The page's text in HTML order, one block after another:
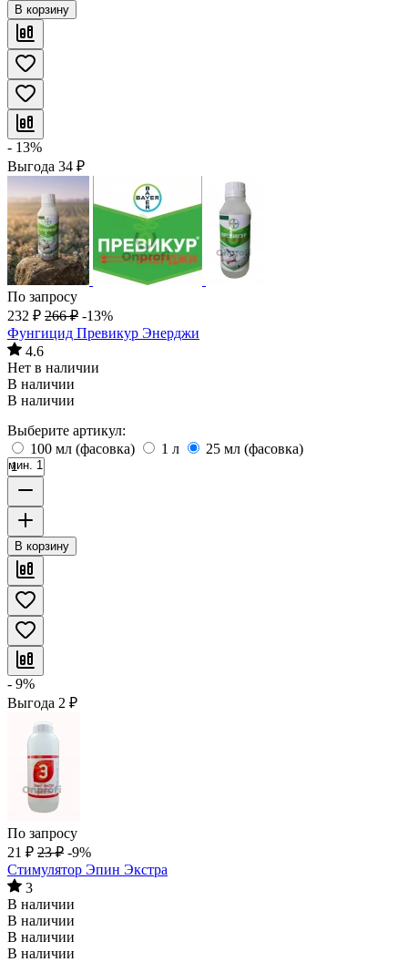
В корзину
- 13%
Выгода 34 ₽
По запросу
232 ₽ 266 ₽ -13%
Фунгицид Превикур Энерджи
4.6
Нет в наличии
В наличии
В наличии
Выберите артикул:
100 мл (фасовка)
1 л 25 мл (фасовка)
мин. 1
В корзину
- 9%
Выгода 2 ₽
По запросу
21 ₽ 23 ₽ -9%
Стимулятор Эпин Экстра
3
В наличии
В наличии
В наличии
В наличии